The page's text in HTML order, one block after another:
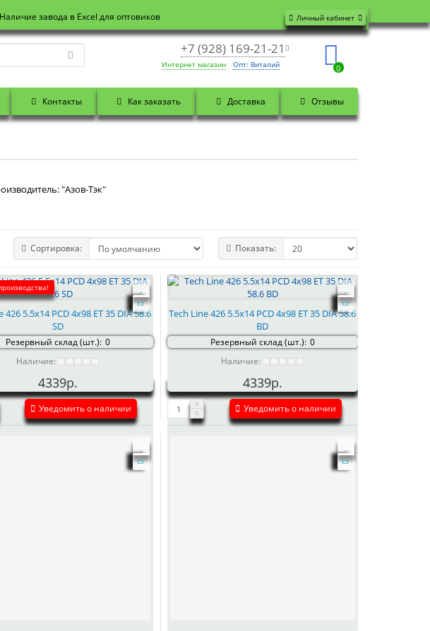
Личный кабинет
Наличие завода в Excel для оптовиков
+7 (928) 169-21-21
Интернет магазин Опт: Виталий 0
Контакты Как заказать Доставка Отзывы
"Азов-Тэк"
Сортировка: Показать:
426 5.5x14 PCD 4x98 ET 35 DIA 58.6
SD
Резервный склад (шт.): 0
Наличие:
4339р.
Уведомить о наличии
Tech Line 426 5.5x14 PCD 4x98 ET 35 DIA 58.6
BD
Резервный склад (шт.): 0
Наличие:
4339р.
Уведомить о наличии